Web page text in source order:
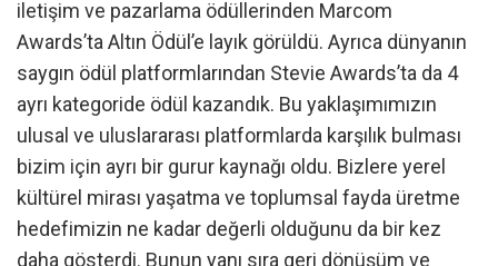
iletişim ve pazarlama ödüllerinden Marcom
Awards’ta Altın Ödül’e layık görüldü. Ayrıca dünyanın
saygın ödül platformlarından Stevie Awards’ta da 4
ayrı kategoride ödül kazandık. Bu yaklaşımımızın
ulusal ve uluslararası platformlarda karşılık bulması
bizim için ayrı bir gurur kaynağı oldu. Bizlere yerel
kültürel mirası yaşatma ve toplumsal fayda üretme
hedefimizin ne kadar değerli olduğunu da bir kez
daha gösterdi. Bunun yanı sıra geri dönüşüm ve